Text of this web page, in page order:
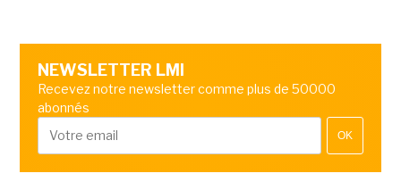
NEWSLETTER LMI
Recevez notre newsletter comme plus de 50000
abonnés
OK